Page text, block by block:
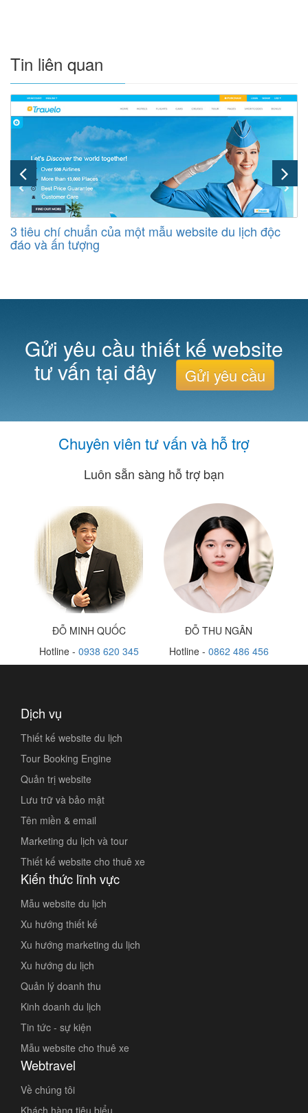
Tin liên quan
3 tiêu chí chuẩn của một mẫu website du lịch độc
đáo và ấn tượng
Gửi yêu cầu thiết kế website
tư vấn tại đây Gửi yêu cầu
Chuyên viên tư vấn và hỗ trợ
Luôn sẵn sàng hỗ trợ bạn
ĐỖ MINH QUỐC
Hotline - 0938 620 345
ĐỖ THU NGÂN
Hotline - 0862 486 456
Dịch vụ
Thiết kế website du lịch
Tour Booking Engine
Quản trị website
Lưu trữ và bảo mật
Tên miền & email
Marketing du lịch và tour
Thiết kế website cho thuê xe
Kiến thức lĩnh vực
Mẫu website du lịch
Xu hướng thiết kế
Xu hướng marketing du lịch
Xu hướng du lịch
Quản lý doanh thu
Kinh doanh du lịch
Tin tức - sự kiện
Mẫu website cho thuê xe
Webtravel
Về chúng tôi